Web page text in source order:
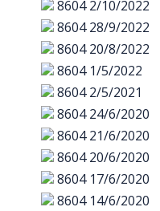
8604 2/10/2022
8604 28/9/2022
8604 20/8/2022
8604 1/5/2022
8604 2/5/2021
8604 24/6/2020
8604 21/6/2020
8604 20/6/2020
8604 17/6/2020
8604 14/6/2020